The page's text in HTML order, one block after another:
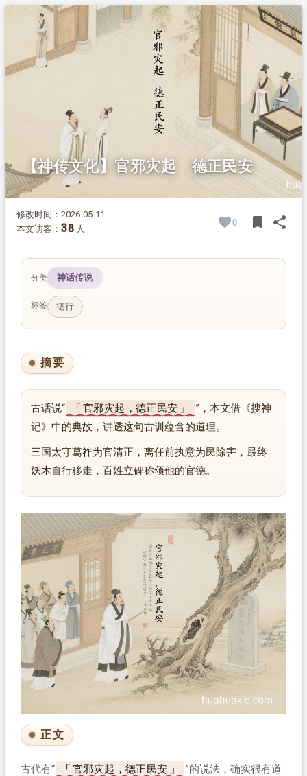
正文
2.1.
葛祚任职衡阳
2.2.
【神传文化】官邪灾起 德正民安
修改时间：2026-05-11
本文访客： 38 人
0 bookmark share
分类 神话传说
标签 德行
摘要
古话说“ 官邪灾起，德正民安
”，本文借《搜神
记》中的典故，讲透这句古训蕴含的道理。
三国太守葛祚为官清正，离任前执意为民除害，最终
妖木自行移走，百姓立碑称颂他的官德。
正文
古代有“ 官邪灾起，德正民安
”的说法，确实很有道